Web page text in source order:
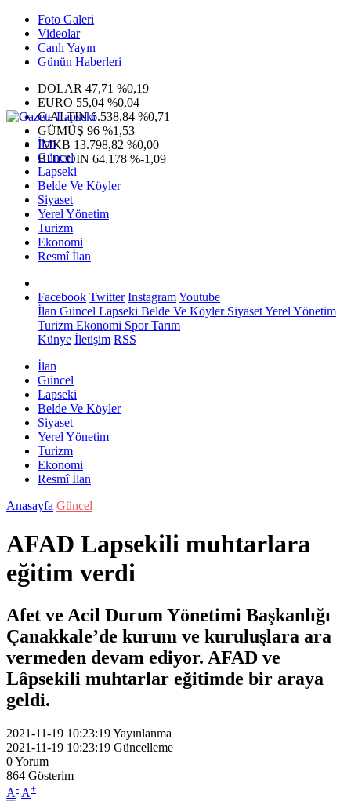
Foto Galeri
Videolar
Canlı Yayın
Günün Haberleri
DOLAR 47,71 %0,19
EURO 55,04 %0,04
G.ALTIN6.538,84 %0,71
GÜMÜŞ 96 %1,53
IMKB 13.798,82 %0,00
BITCOIN 64.178 %-1,09
İlan
Güncel
Lapseki
Belde Ve Köyler
Siyaset
Yerel Yönetim
Turizm
Ekonomi
Resmî İlan
Facebook Twitter InstagramYoutube
İlan Güncel Lapseki Belde Ve KöylerSiyasetYerel Yönetim
Turizm Ekonomi SporTarım
Künye İletişim RSS
İlan
Güncel
Lapseki
Belde Ve Köyler
Siyaset
Yerel Yönetim
Turizm
Ekonomi
Resmî İlan
Anasayfa Güncel
AFAD Lapsekili muhtarlara
eğitim verdi
Afet ve Acil Durum Yönetimi Başkanlığı
Çanakkale’de kurum ve kuruluşlara ara
vermeden devam ediyor. AFAD ve
Lâpsekili muhtarlar eğitimde bir araya
geldi.
2021-11-19 10:23:19Yayınlanma
2021-11-19 10:23:19 Güncelleme
0Yorum
864 Gösterim
A- A+